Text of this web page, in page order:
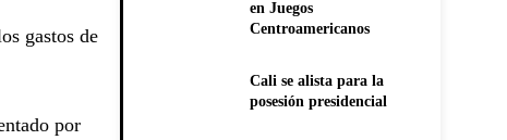
gastos de
por
en Juegos
Centroamericanos
Cali se alista para la
posesión presidencial